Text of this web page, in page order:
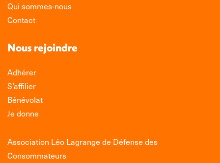
Qui sommes-nous
Contact
Nous rejoindre
Adhérer
S’affilier
Bénévolat
Je donne
Association Léo Lagrange de Défense des
Consommateurs